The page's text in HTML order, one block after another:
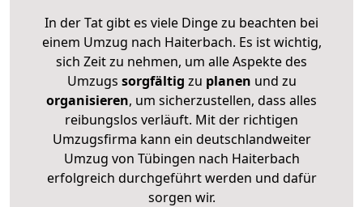
In der Tat gibt es viele Dinge zu beachten bei
einem Umzug nach Haiterbach. Es ist wichtig,
sich Zeit zu nehmen, um alle Aspekte des
Umzugs sorgfältig zu planen und zu
organisieren, um sicherzustellen, dass alles
reibungslos verläuft. Mit der richtigen
Umzugsfirma kann ein deutschlandweiter
Umzug von Tübingen nach Haiterbach
erfolgreich durchgeführt werden und dafür
sorgen wir.